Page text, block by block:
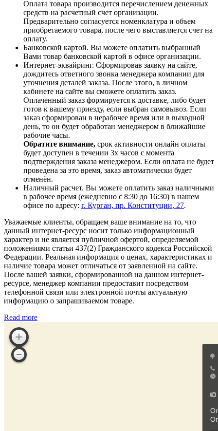
Оплата товара производится перечислением денежных
средств на расчетный счет организации.
Предварительно согласуется номенклатура и объем
приобретаемого товара, после чего выставляется счет на
оплату.
Банковской картой. Вы можете оплатить выбранный
Вами товар банковской картой в офисе организации.
Интернет-эквайринг. Сформировав заявку на сайте,
дождитесь ответного звонка менеджера компании для
уточнения деталей заказа. После этого, в личном
кабинете на сайте вы сможете оплатить заказ.
Оплаченный заказ формируется к доставке, либо будет
готов к вашему приезду, если выбран самовывоз. Если
заказ сформирован в нерабочее время или в выходной
день, то он будет обработан менеджером в ближайшие
рабочие часы.
Обратите внимание, срок активности онлайн оплаты
будет доступен в течении 3х часов с момента
подтверждения заказа менеджером. Если оплата не будет
проведена за это время, заказ автоматически будет
отменён.
Наличный расчет. Вы можете оплатить заказ наличными
в рабочее время (ежедневно с 8:30 до 16:30) в нашем
офисе по адресу: г. Курган, пр. Конституции, 27.
Уважаемые клиенты, обращаем ваше внимание на то, что
данный интернет-ресурс носит только информационный
характер и не является публичной офертой, определяемой
положениями статьи 437(2) Гражданского кодекса Российской
Федерации. Реальная информация о ценах, характеристиках и
наличие товара может отличаться от заявленной на сайте.
После вашей заявки, сформированной на данном интернет-
ресурсе, менеджер компании предоставит посредством
телефонной связи или электронной почты актуальную
информацию о запрашиваемом товаре.
Read more